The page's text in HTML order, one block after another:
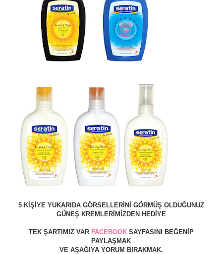
5 KİŞİYE YUKARIDA GÖRSELLERİNİ GÖRMÜŞ OLDUĞUNUZ
GÜNEŞ KREMLERİMİZDEN HEDİYE
TEK ŞARTIMIZ VAR FACEBOOK SAYFASINI BEĞENİP
PAYLAŞMAK
VE AŞAĞIYA YORUM BIRAKMAK.